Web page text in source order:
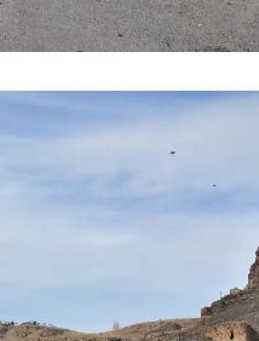
Ordu
Sakarya